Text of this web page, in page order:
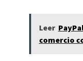
Leer
comercio